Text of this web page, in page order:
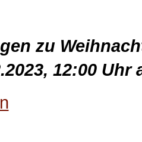
zu
12:00